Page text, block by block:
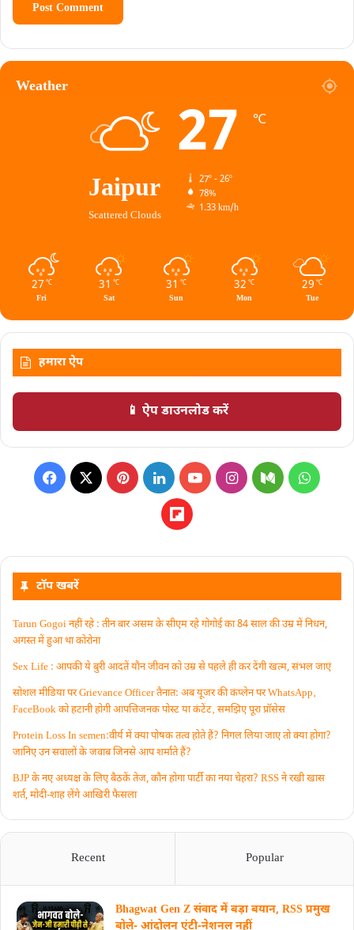
Weather
Jaipur
Scattered Clouds
27 ℃
27º - 26º
78%
1.33 km/h
27 ℃
Fri
31 ℃
Sat
31 ℃
Sun
32 ℃
Mon
29 ℃
Tue
हमारा ऐप
📱 ऐप डाउनलोड करें
टॉप खबरें
Tarun Gogoi नहीं रहे : तीन बार असम के सीएम रहे गोगोई का 84 साल की उम्र में निधन,
अगस्त में हुआ था कोरोना
Sex Life : आपकी ये बुरी आदतें याैन जीवन को उम्र से पहले ही कर देंगी खत्म, संभल जाएं
सोशल मीडिया पर Grievance Officer तैनात: अब यूजर की कंप्लेन पर WhatsApp‚
FaceBook को हटानी होगी आपत्तिजनक पोस्ट या कंटेंट‚ समझिए पूरा प्रॉसेस
Protein Loss In semen:वीर्य में क्या पोषक तत्व होते हैं? निगल लिया जाए तो क्या होगा?
जानिए उन सवालों के जवाब जिनसे आप शर्माते हैं?
BJP के नए अध्यक्ष के लिए बैठकें तेज, कौन होगा पार्टी का नया चेहरा? RSS ने रखी खास
शर्त, मोदी-शाह लेंगे आखिरी फैसला
Recent Popular
Bhagwat Gen Z संवाद में बड़ा बयान, RSS प्रमुख
बोले- आंदोलन एंटी-नेशनल नहीं